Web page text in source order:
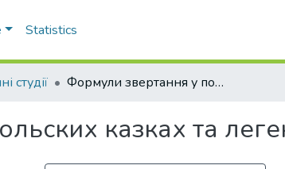
Statistics
студії Формули звертання у польских казках та легендах
казках та